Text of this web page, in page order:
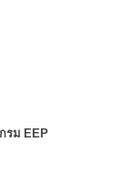
รม EEP